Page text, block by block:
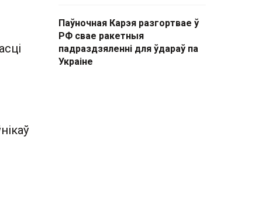
Паўночная Карэя разгортвае ў
РФ свае ракетныя
падраздзяленні для ўдараў па
Украіне